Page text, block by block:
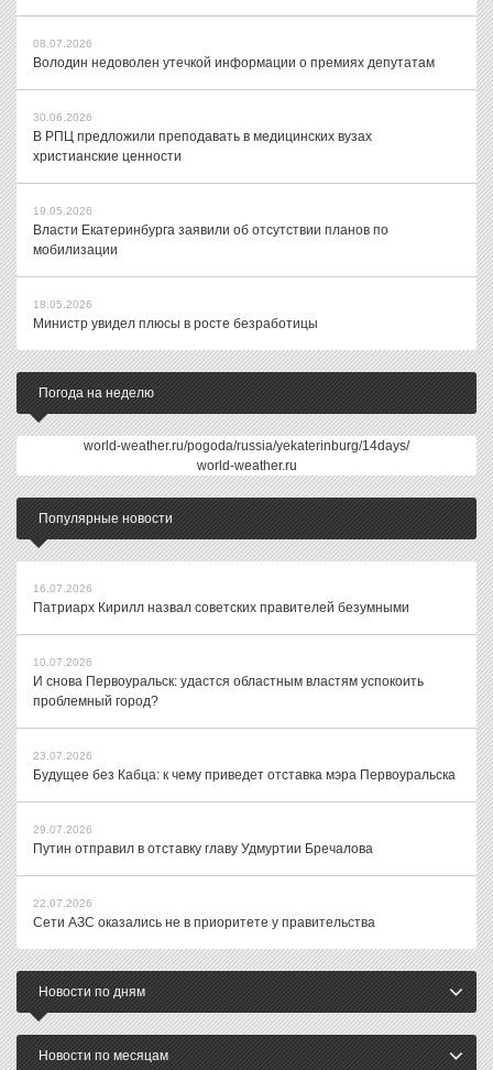
08.07.2026
Володин недоволен утечкой информации о премиях депутатам
30.06.2026
В РПЦ предложили преподавать в медицинских вузах
христианские ценности
19.05.2026
Власти Екатеринбурга заявили об отсутствии планов по
мобилизации
18.05.2026
Министр увидел плюсы в росте безработицы
Погода на неделю
world-weather.ru/pogoda/russia/yekaterinburg/14days/
world-weather.ru
Популярные новости
16.07.2026
Патриарх Кирилл назвал советских правителей безумными
10.07.2026
И снова Первоуральск: удастся областным властям успокоить
проблемный город?
23.07.2026
Будущее без Кабца: к чему приведет отставка мэра Первоуральска
29.07.2026
Путин отправил в отставку главу Удмуртии Бречалова
22.07.2026
Сети АЗС оказались не в приоритете у правительства
Новости по дням
Новости по месяцам